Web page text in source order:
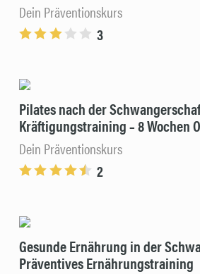
Dein Präventionskurs
3
Pilates nach der
Kräftigungstraining – 8 Wochen
Dein Präventionskurs
2
Gesunde Ernährung in der
Präventives Ernährungstraining